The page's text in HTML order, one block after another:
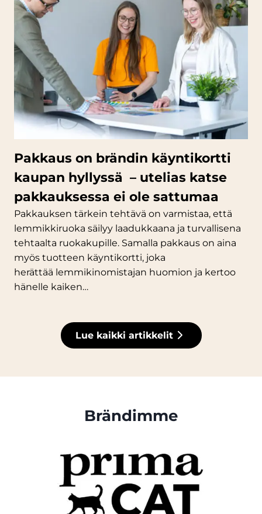
Pakkaus on brändin käyntikortti
kaupan hyllyssä – utelias katse
pakkauksessa ei ole sattumaa
Pakkauksen tärkein tehtävä on varmistaa, että
lemmikkiruoka säilyy laadukkaana ja turvallisena
tehtaalta ruokakupille. Samalla pakkaus on aina
myös tuotteen käyntikortti, joka
herättää lemmikinomistajan huomion ja kertoo
hänelle kaiken…
Lue kaikki artikkelit
Brändimme